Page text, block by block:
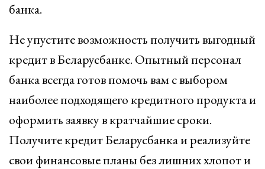
банка.
Не упустите возможность получить выгодный
кредит в Беларусбанке. Опытный персонал
банка всегда готов помочь вам с выбором
наиболее подходящего кредитного продукта и
оформить заявку в кратчайшие сроки.
Получите кредит Беларусбанка и реализуйте
свои финансовые планы без лишних хлопот и